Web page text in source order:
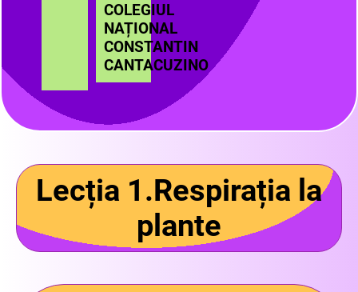
COLEGIUL
NAȚIONAL
CONSTANTIN
CANTACUZINO
Lecția 1.Respirația la
plante